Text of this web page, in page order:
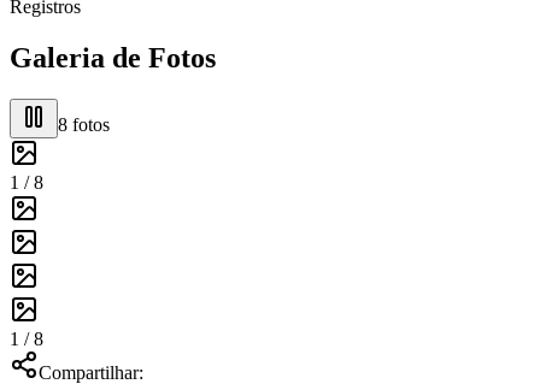
Registros
Galeria de Fotos
8 fotos
1 /8
1 /8
Compartilhar: